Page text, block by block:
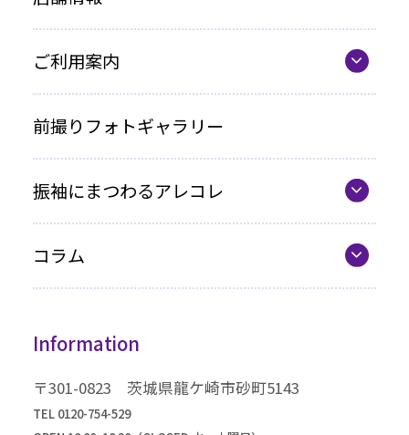
お買い上げプラン
ママ振プラン
写真のみプラン
ご利用案内
各種お支払い方法
車いすをご利用の方へ
企業情報
前撮りフォトギャラリー
振袖にまつわるアレコレ
振袖選びQ&A
振袖ドレス
高級振袖コレクション
コラム
成人式までの流れ
Information
〒301-0823 茨城県龍ケ崎市砂町5143
TEL 0120-754-529